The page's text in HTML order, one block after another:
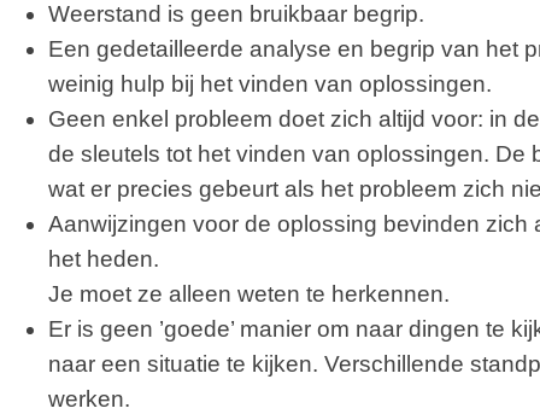
Weerstand is geen bruikbaar begrip.
Een gedetailleerde analyse en begrip van het
weinig hulp bij het vinden van oplossingen.
Geen enkel probleem doet zich altijd voor: in
de sleutels tot het vinden van oplossingen. De
wat er precies gebeurt als het probleem zich
Aanwijzingen voor de oplossing bevinden zich
het heden.
Je moet ze alleen weten te herkennen.
Er is geen ’goede’ manier om naar dingen te
naar een situatie te kijken. Verschillende
werken.